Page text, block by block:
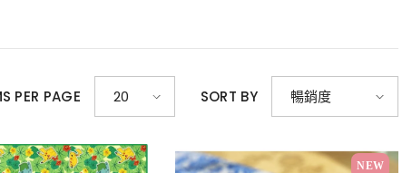
PER PAGE 20 SORT BY 暢銷度
NEW